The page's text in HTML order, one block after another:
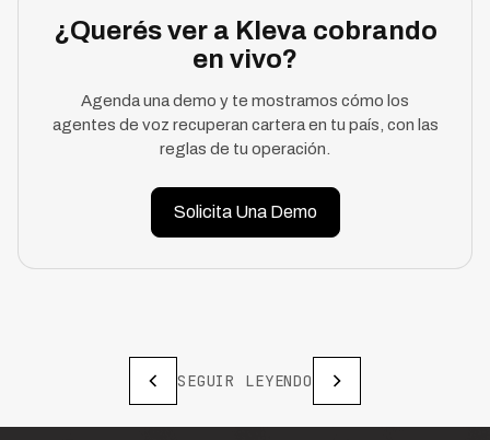
¿Querés ver a Kleva cobrando
en vivo?
Agenda una demo y te mostramos cómo los
agentes de voz recuperan cartera en tu país, con las
reglas de tu operación.
Solicita Una Demo
SEGUIR LEYENDO